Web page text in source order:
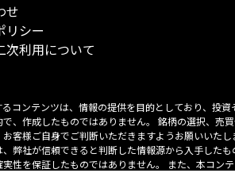
せ
リシー
次利用について
コンテンツは、情報の提供を目的としており、投資
、作成したものではありません。 銘柄の選択、売
客様ご自身でご判断いただきますようお願いいたし
弊社が信頼できると判断した情報源から入手したも
性を保証したものではありません。 また、本コン